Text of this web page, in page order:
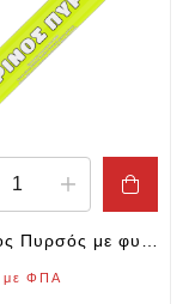
με ΦΠΑ